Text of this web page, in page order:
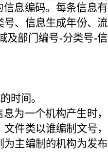
息编码。每条信息有
号、信息生成年份、流
及部门编号-分类号-信
时间。
为一个机构产生时，
件类以谁编制文号，
主编制的机构为发布